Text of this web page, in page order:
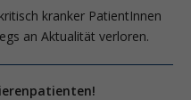
kranker PatientInnen
an Aktualität verloren.